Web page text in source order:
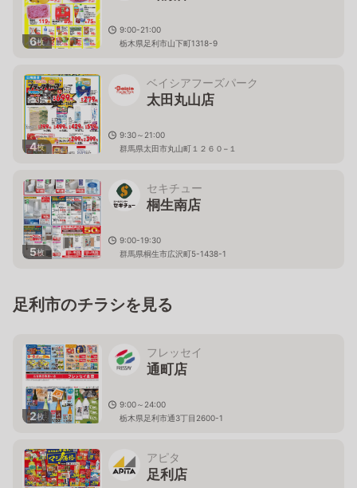
6枚
9:00-21:00
栃木県足利市山下町1318-9
4枚
ベイシアフーズパーク
太田丸山店
9:30～21:00
群馬県太田市丸山町１２６０−１
5枚
セキチュー
桐生南店
9:00-19:30
群馬県桐生市広沢町5-1438-1
足利市のチラシを見る
2枚
フレッセイ
通町店
9:00～24:00
栃木県足利市通3丁目2600-1
アピタ
足利店